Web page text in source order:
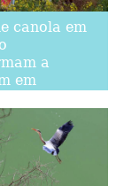
canola em
a
em